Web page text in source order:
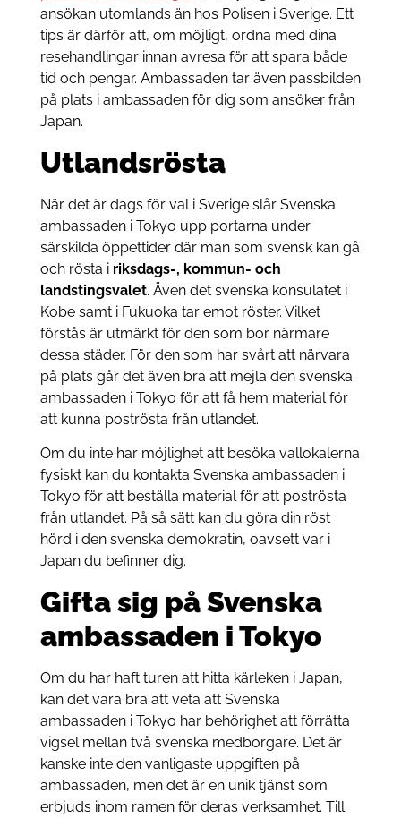
ansökan utomlands än hos Polisen i Sverige. Ett
tips är därför att, om möjligt, ordna med dina
resehandlingar innan avresa för att spara både
tid och pengar. Ambassaden tar även passbilden
på plats i ambassaden för dig som ansöker från
Japan.
Utlandsrösta
När det är dags för val i Sverige slår Svenska
ambassaden i Tokyo upp portarna under
särskilda öppettider där man som svensk kan gå
och rösta i riksdags-, kommun- och
landstingsvalet. Även det svenska konsulatet i
Kobe samt i Fukuoka tar emot röster. Vilket
förstås är utmärkt för den som bor närmare
dessa städer. För den som har svårt att närvara
på plats går det även bra att mejla den svenska
ambassaden i Tokyo för att få hem material för
att kunna poströsta från utlandet.
Om du inte har möjlighet att besöka vallokalerna
fysiskt kan du kontakta Svenska ambassaden i
Tokyo för att beställa material för att poströsta
från utlandet. På så sätt kan du göra din röst
hörd i den svenska demokratin, oavsett var i
Japan du befinner dig.
Gifta sig på Svenska
ambassaden i Tokyo
Om du har haft turen att hitta kärleken i Japan,
kan det vara bra att veta att Svenska
ambassaden i Tokyo har behörighet att förrätta
vigsel mellan två svenska medborgare. Det är
kanske inte den vanligaste uppgiften på
ambassaden, men det är en unik tjänst som
erbjuds inom ramen för deras verksamhet. Till